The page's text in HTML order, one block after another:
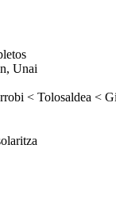
Unai
< Tolosaldea <